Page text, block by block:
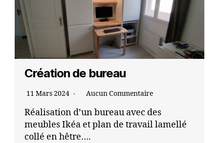
Création de bureau
11 Mars 2024 Aucun Commentaire
Réalisation d’un bureau avec des
meubles Ikéa et plan de travail lamellé
collé en hêtre….